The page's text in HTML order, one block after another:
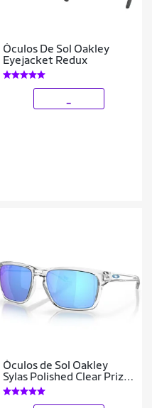
Óculos De Sol Oakley
Eyejacket Redux
Óculos de Sol Oakley
Sylas Polished Clear Prizm
Sapphire